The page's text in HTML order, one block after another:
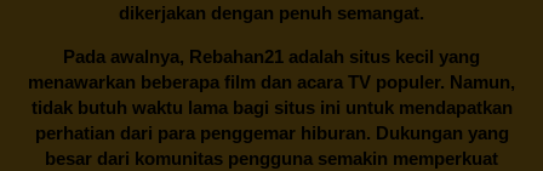
dikerjakan dengan penuh semangat.
Pada awalnya, Rebahan21 adalah situs kecil yang
menawarkan beberapa film dan acara TV populer. Namun,
tidak butuh waktu lama bagi situs ini untuk mendapatkan
perhatian dari para penggemar hiburan. Dukungan yang
besar dari komunitas pengguna semakin memperkuat